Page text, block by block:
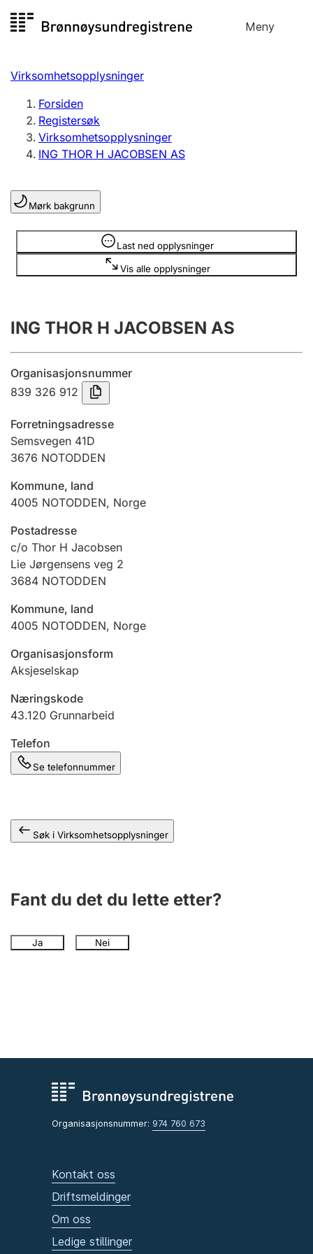
til
Meny
Registersøk
Aksjeselskap
Enkeltpersonforetak
Registrere, endre, slette
Lag og forening
Registrere, endre, slette
Årsregnskap
Innsending og forsinkelsesgebyr
Tinglysing
Jeger
Ektepaktveileder
Offentlig sektor
Virksomhetsopplysninger
Forsiden
Registersøk
Virksomhetsopplysninger
ING THOR H JACOBSEN AS
Mørk bakgrunn
Last ned opplysninger
Vis alle opplysninger
Opplysninger er skjult
ING THOR H JACOBSEN AS
Organisasjonsnummer
839 326 912
Forretningsadresse
Semsvegen 41D
3676 NOTODDEN
Kommune, land
4005 NOTODDEN, Norge
Postadresse
c/o Thor H Jacobsen
Lie Jørgensens veg 2
3684 NOTODDEN
Kommune, land
4005 NOTODDEN, Norge
Organisasjonsform
Aksjeselskap
Næringskode
43.120 Grunnarbeid
Telefon
Se telefonnummer
Søk i Virksomhetsopplysninger
Fant du det du lette etter?
Ja Nei
Organisasjonsnummer: 974 760 673
Kontakt oss
Driftsmeldinger
Om oss
Ledige stillinger